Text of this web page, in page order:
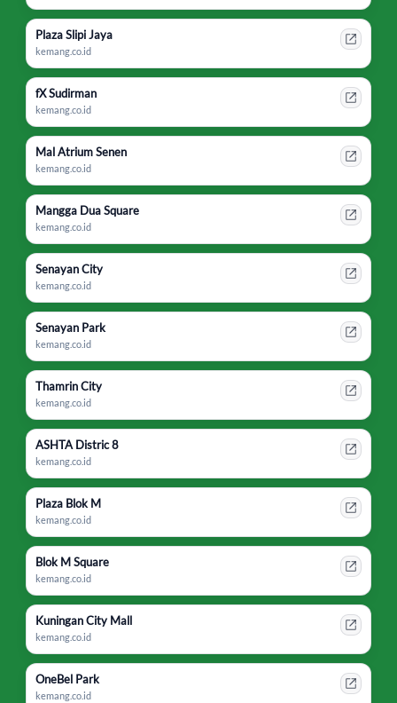
Plaza Slipi Jaya
kemang.co.id
fX Sudirman
kemang.co.id
Mal Atrium Senen
kemang.co.id
Mangga Dua Square
kemang.co.id
Senayan City
kemang.co.id
Senayan Park
kemang.co.id
Thamrin City
kemang.co.id
ASHTA Distric 8
kemang.co.id
Plaza Blok M
kemang.co.id
Blok M Square
kemang.co.id
Kuningan City Mall
kemang.co.id
OneBel Park
kemang.co.id